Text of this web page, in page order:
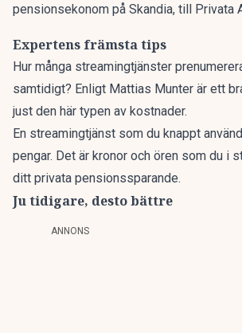
pensionsekonom på Skandia, till Privata
Expertens främsta tips
Hur många streamingtjänster
samtidigt? Enligt Mattias Munter är ett
just den här typen av kostnader.
En streamingtjänst som du knappt
pengar. Det är kronor och ören som du i
ditt privata pensionssparande.
Ju tidigare, desto bättre
ANNONS